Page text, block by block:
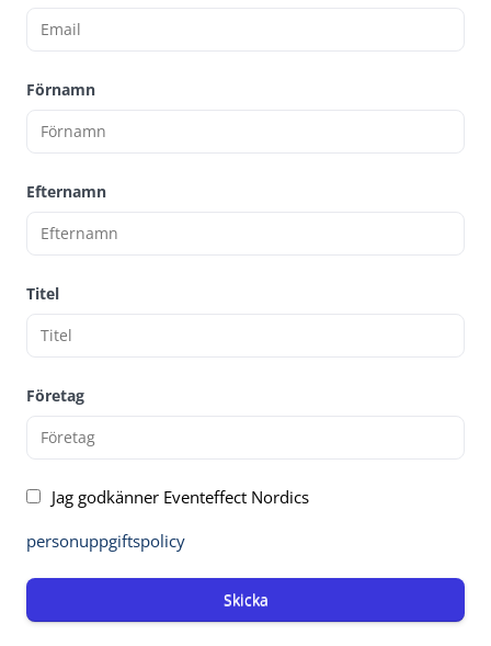
Förnamn
Efternamn
Titel
Företag
Jag godkänner Eventeffect Nordics
personuppgiftspolicy
Skicka